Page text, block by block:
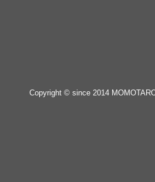
Copyright © since 2014